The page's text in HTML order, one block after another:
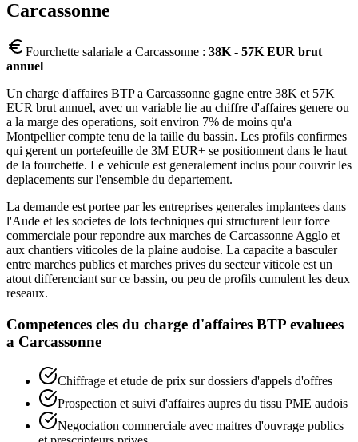
Carcassonne
Fourchette salariale a Carcassonne : 38K - 57K EUR brut
annuel
Un charge d'affaires BTP a Carcassonne gagne entre 38K et 57K
EUR brut annuel, avec un variable lie au chiffre d'affaires genere ou
a la marge des operations, soit environ 7% de moins qu'a
Montpellier compte tenu de la taille du bassin. Les profils confirmes
qui gerent un portefeuille de 3M EUR+ se positionnent dans le haut
de la fourchette. Le vehicule est generalement inclus pour couvrir les
deplacements sur l'ensemble du departement.
La demande est portee par les entreprises generales implantees dans
l'Aude et les societes de lots techniques qui structurent leur force
commerciale pour repondre aux marches de Carcassonne Agglo et
aux chantiers viticoles de la plaine audoise. La capacite a basculer
entre marches publics et marches prives du secteur viticole est un
atout differenciant sur ce bassin, ou peu de profils cumulent les deux
reseaux.
Competences cles du charge d'affaires BTP evaluees
a Carcassonne
Chiffrage et etude de prix sur dossiers d'appels d'offres
Prospection et suivi d'affaires aupres du tissu PME audois
Negociation commerciale avec maitres d'ouvrage publics